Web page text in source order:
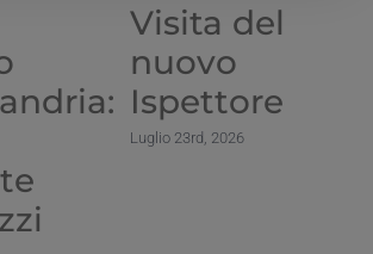
Visita del
nuovo
Ispettore
Luglio 23rd, 2026